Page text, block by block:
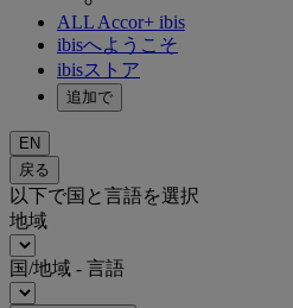
ALL Accor+ ibis
ibisへようこそ
ibisストア
追加で
EN
戻る
以下で国と言語を選択
地域
国/地域 - 言語